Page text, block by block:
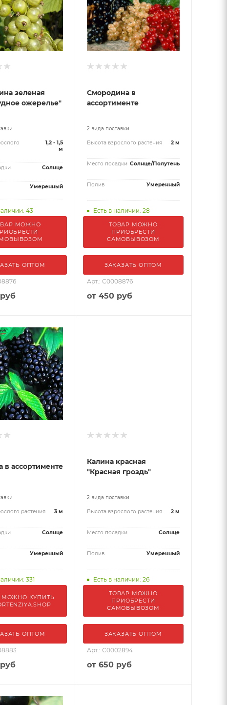
зеленая
ожерелье"
1,2 - 1,5
м
Солнце
Умеренный
43
МОЖНО
ОПТОМ
Смородина в
ассортименте
2 вида поставки
Высота взрослого растения 2 м
Место посадки Солнце/Полутень
Полив Умеренный
Есть в наличии: 28
ТОВАР МОЖНО
ПРИОБРЕСТИ
САМОВЫВОЗОМ
ЗАКАЗАТЬ ОПТОМ
Арт.: С0008876
от 450 руб
в ассортименте
растения 3 м
Солнце
Умеренный
331
МОЖНО КУПИТЬ
ОПТОМ
Калина красная
"Красная гроздь"
2 вида поставки
Высота взрослого растения 2 м
Место посадки Солнце
Полив Умеренный
Есть в наличии: 26
ТОВАР МОЖНО
ПРИОБРЕСТИ
САМОВЫВОЗОМ
ЗАКАЗАТЬ ОПТОМ
Арт.: С0002894
от 650 руб